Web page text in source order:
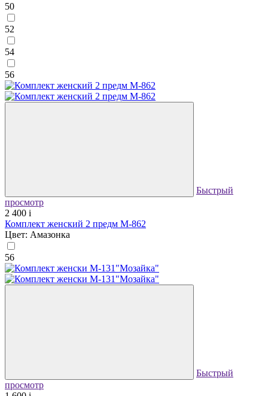
50
52
54
56
Быстрый
просмотр
2 400 i
Комплект женский 2 предм М-862
Цвет: Амазонка
56
Быстрый
просмотр